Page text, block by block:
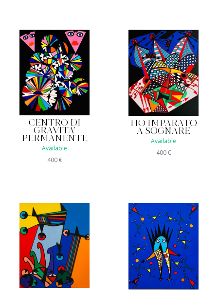
CENTRO DI
GRAVITA'
PERMANENTE
Available
400€
HO IMPARATO
A SOGNARE
Available
400€